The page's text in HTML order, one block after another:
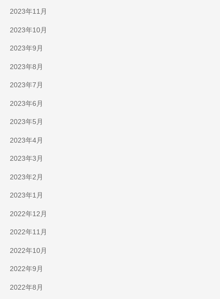
2023年11月
2023年10月
2023年9月
2023年8月
2023年7月
2023年6月
2023年5月
2023年4月
2023年3月
2023年2月
2023年1月
2022年12月
2022年11月
2022年10月
2022年9月
2022年8月